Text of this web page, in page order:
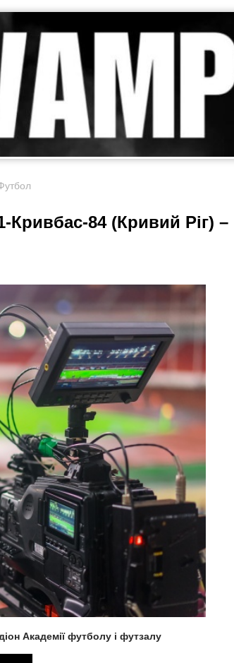
84 (Кривий Ріг) –
Академії футболу і футзалу